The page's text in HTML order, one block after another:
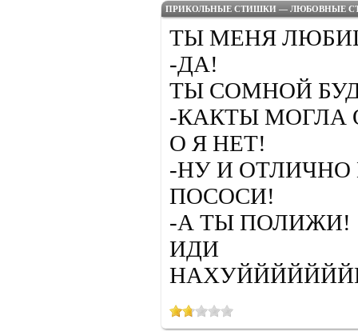
ПРИКОЛЬНЫЕ СТИШКИ — ЛЮБОВНЫЕ
ТЫ МЕНЯ
-ДА!
ТЫ СОМНОЙ
-КАКТЫ МОГЛА
О Я НЕТ!
-НУ И ОТЛИЧНО
ПОСОСИ!
-А ТЫ ПОЛИЖИ!
ИДИ